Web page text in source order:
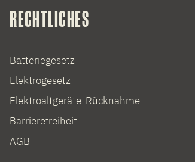
RECHTLICHES
Batteriegesetz
Elektrogesetz
Elektroaltgeräte-Rücknahme
Barrierefreiheit
AGB